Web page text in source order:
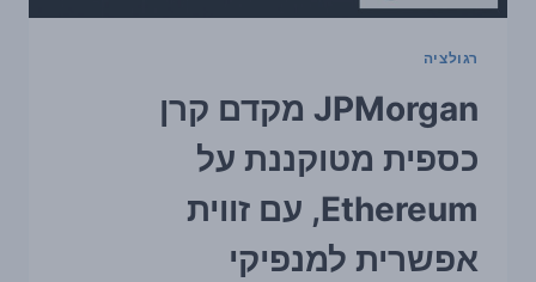
רגולציה
JPMorgan מקדם קרן
כספית מטוקננת על
Ethereum, עם זווית
אפשרית למנפיקי